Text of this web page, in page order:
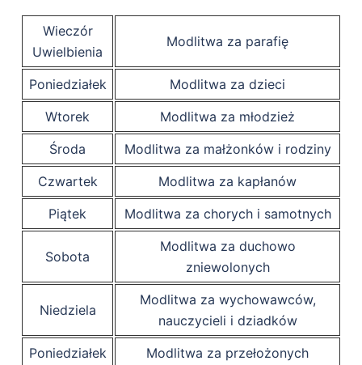
Wieczór
Uwielbienia
Modlitwa za parafię
Poniedziałek
Modlitwa za dzieci
Wtorek
Modlitwa za młodzież
Środa
Modlitwa za małżonków i rodziny
Czwartek
Modlitwa za kapłanów
Piątek
Modlitwa za chorych i samotnych
Sobota
Modlitwa za duchowo
zniewolonych
Niedziela
Modlitwa za wychowawców,
nauczycieli i dziadków
Poniedziałek
Modlitwa za przełożonych